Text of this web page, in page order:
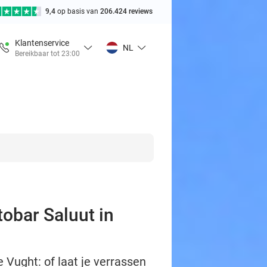
9,4 op basis van 206.424 reviews
Klantenservice
Bereikbaar tot 23:00
NL
Saluut in
Vught: of laat je verrassen